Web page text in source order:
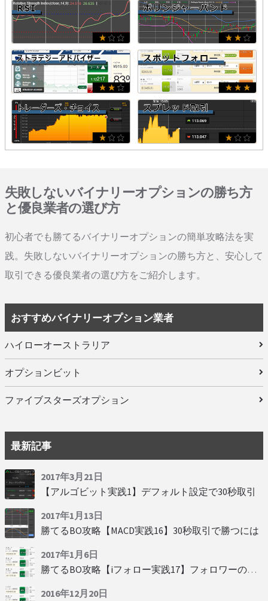
失敗しないバイナリーオプションの勝ち方
と優良業者の選び方
初心者でも勝てるバイナリーオプションの簡単攻略法を実
践。失敗しないバイナリーオプションの勝ち方と、安心して
取引できる優良業者の選び方をご紹介します。
おすすめバイナリーオプション業者
ハイローオーストラリア
オプションビット
ファイブスターズオプション
最新記事
2017年3月21日
【アルゴビット実践1】デフォルト設定で30秒取引
2017年1月13日
勝てるBO攻略【MACD実践16】30秒取引で勝つには
2017年1月6日
勝てるBO攻略【iフォロー実践17】フォロワーの少ない人をフォローする
2016年12月20日